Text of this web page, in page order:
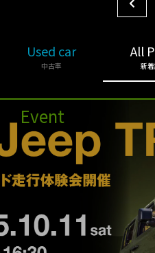
Used car
中古車
All
新
Event